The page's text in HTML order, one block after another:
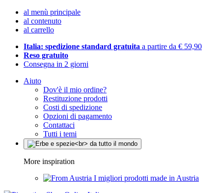
al menù principale
al contenuto
al carrello
Italia: spedizione standard gratuita a partire da € 59,90
Reso gratuito
Consegna in 2 giorni
Aiuto
Dov'è il mio ordine?
Restituzione prodotti
Costi di spedizione
Opzioni di pagamento
Contattaci
Tutti i temi
More inspiration
I migliori prodotti made in Austria